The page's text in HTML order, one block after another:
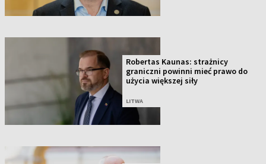
Robertas Kaunas: strażnicy
graniczni powinni mieć prawo do
użycia większej siły
LITWA